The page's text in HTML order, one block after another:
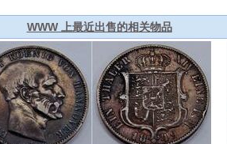
WWW 上最近出售的相关物品